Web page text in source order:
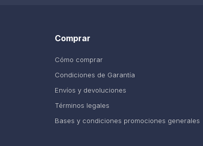
Comprar
Cómo comprar
Condiciones de Garantía
Envíos y devoluciones
Términos legales
Bases y condiciones promociones generales